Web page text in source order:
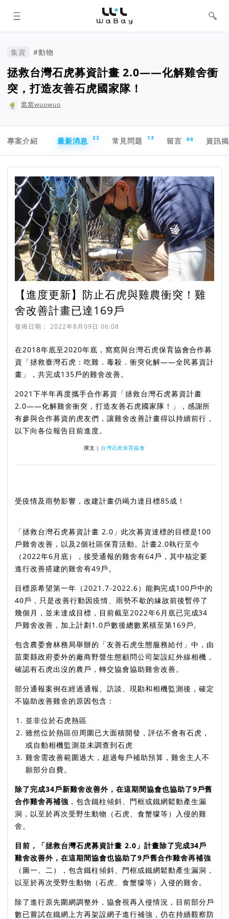
WaBay 挖貝 | 台灣最值得信賴的群眾
集資 / 群眾募資平台
集資 #動物
拯救台灣石虎募資計畫 2.0——化解雞舍衝
突，打造友善石虎國家隊！
窩窩wuowuo
專案介紹
最新消息 22 常見問題 13 留言 66 資訊
【進度更新】防止石虎與雞農衝突！雞
舍改善計畫已達169戶
發佈日期： 2022年8月09日 06:08
在2018年底至2020年底，窩窩與台灣石虎保育協會合作募
資「拯救臺灣石虎：吃雞．毒殺．衝突化解——全民募資計
畫」，共完成135戶的雞舍改善。
2021下半年再度攜手合作募資「拯救台灣石虎募資計畫
2.0——化解雞舍衝突，打造友善石虎國家隊！」，感謝所
有參與合作募資的虎友們，讓雞舍改善計畫得以持續前行，
以下向各位報告目前進度。
撰文｜ 台灣石虎保育協會
受疫情及雨勢影響，改建計畫仍竭力達目標85成！
「拯救台灣石虎募資計畫 2.0」此次募資達標的目標是100
戶雞舍改善，以及2個社區保育活動。計畫2.0執行至今
（2022年6月底），接受通報的雞舍有64戶，其中核定要
進行改善搭建的雞舍有49戶。
目標原希望第一年（2021.7-2022.6）能夠完成100戶中的
40戶，只是改善行動因疫情、雨勢不歇的緣故前後暫停了
幾個月，並未達成目標， 目前截至2022年6月底已完成34
戶雞舍改善，加上計劃1.0戶數後總數累積至第169戶。
包含農委會林務局舉辦的「友善石虎生態服務給付」中，由
苗栗縣政府委外的廠商野聲生態顧問公司架設紅外線相機，
確認有石虎出沒的農戶，轉交協會協助雞舍改善。
部分通報案例在經過通報、訪談、現勘和相機監測後，確定
不協助改善雞舍的原因包含：
並非位於石虎熱區
雖然位於熱區但周圍已大面積開發，評估不會有石虎，
或自動相機監測並未調查到石虎
雞舍需改善範圍過大，超過每戶補助預算，雞舍主人不
願部分自費。
除了完成34戶新雞舍改善外，在這期間協會也協助了9戶舊
合作雞舍再補強 ，包含鐵柱傾斜、門框或鐵網鬆動產生漏
洞，以至於再次受野生動物（石虎、食蟹獴等）入侵的雞
舍。
目前，「拯救台灣石虎募資計畫 2.0」計畫除了完成34戶
雞舍改善外，在這期間協會也協助了9戶舊合作雞舍再補強
（圖一、二），包含鐵柱傾斜、門框或鐵網鬆動產生漏洞，
以至於再次受野生動物（石虎、食蟹獴等）入侵的雞舍。
除了進行原先圍網調整外，協會視再入侵情況，目前部分戶
數已嘗試在鐵網上方再架設網子進行補強，仍在持續觀察防